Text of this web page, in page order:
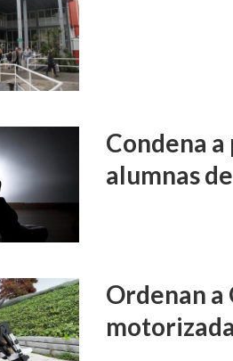
Condena
alumnas
Ordenan a